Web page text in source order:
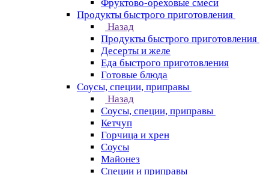
Фруктово-ореховые смеси
Продукты быстрого приготовления
Назад
Продукты быстрого приготовления
Десерты и желе
Еда быстрого приготовления
Готовые блюда
Соусы, специи, приправы
Назад
Соусы, специи, приправы
Кетчуп
Горчица и хрен
Соусы
Майонез
Специи и приправы